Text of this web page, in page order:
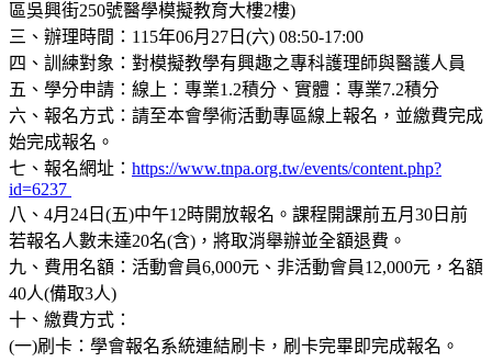
區吳興街250號醫學模擬教育大樓2樓)
三、辦理時間：115年06月27日(六) 08:50-17:00
四、訓練對象：對模擬教學有興趣之專科護理師與醫護人員
五、學分申請：線上：專業1.2積分、實體：專業7.2積分
六、報名方式：請至本會學術活動專區線上報名，並繳費完成
始完成報名。
七、報名網址： https://www.tnpa.org.tw/events/content.php?
id=6237
八、4月24日(五)中午12時開放報名。課程開課前五月30日前
若報名人數未達20名(含)，將取消舉辦並全額退費。
九、費用名額：活動會員6,000元、非活動會員12,000元，名額
40人(備取3人)
十、繳費方式：
(一)刷卡：學會報名系統連結刷卡，刷卡完畢即完成報名。